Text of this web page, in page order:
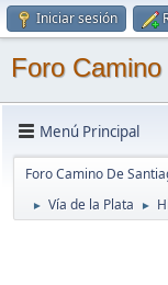
Iniciar sesión
Foro
Menú Principal
Foro Camino De
► Vía de la Plata ►